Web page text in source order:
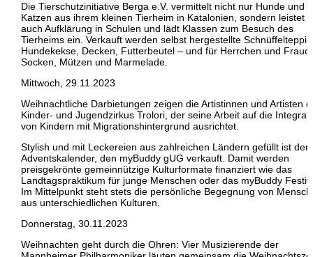
Die Tierschutzinitiative Berga e.V. vermittelt nicht nur Hunde und
Katzen aus ihrem kleinen Tierheim in Katalonien, sondern leistet
auch Aufklärung in Schulen und lädt Klassen zum Besuch des
Tierheims ein. Verkauft werden selbst hergestellte
Hundekekse, Decken, Futterbeutel – und für Herrchen und
Socken, Mützen und Marmelade.
Mittwoch, 29.11.2023
Weihnachtliche Darbietungen zeigen die Artistinnen und Artisten
Kinder- und Jugendzirkus Trolori, der seine Arbeit auf die
von Kindern mit Migrationshintergrund ausrichtet.
Stylish und mit Leckereien aus zahlreichen Ländern gefüllt ist der
Adventskalender, den myBuddy gUG verkauft. Damit werden
preisgekrönte gemeinnützige Kulturformate finanziert wie das
Landtagspraktikum für junge Menschen oder das myBuddy
Im Mittelpunkt steht stets die persönliche Begegnung von
aus unterschiedlichen Kulturen.
Donnerstag, 30.11.2023
Weihnachten geht durch die Ohren: Vier Musizierende der